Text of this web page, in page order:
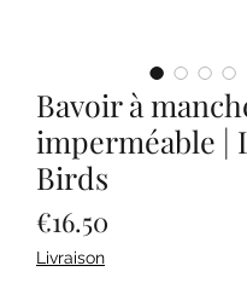
Bavoir à
imperméable |
Birds
€16.50
Livraison